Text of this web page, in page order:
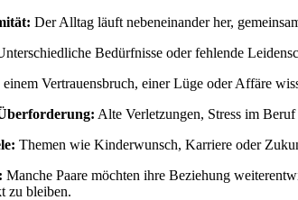
Der Alltag läuft nebeneinander her,
Bedürfnisse oder fehlende
Vertrauensbruch, einer Lüge oder Affäre
Alte Verletzungen, Stress im
Themen wie Kinderwunsch, Karriere oder
Manche Paare möchten ihre Beziehung
zu bleiben.